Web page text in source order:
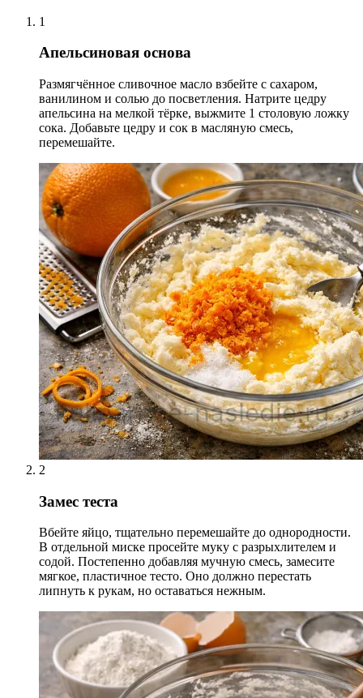
1
Апельсиновая основа
Размягчённое сливочное масло взбейте с сахаром,
ванилином и солью до посветления. Натрите цедру
апельсина на мелкой тёрке, выжмите 1 столовую ложку
сока. Добавьте цедру и сок в масляную смесь,
перемешайте.
2
Замес теста
Вбейте яйцо, тщательно перемешайте до однородности.
В отдельной миске просейте муку с разрыхлителем и
содой. Постепенно добавляя мучную смесь, замесите
мягкое, пластичное тесто. Оно должно перестать
липнуть к рукам, но оставаться нежным.